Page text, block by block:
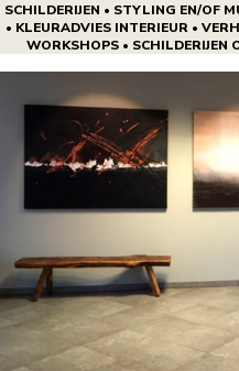
SCHILDERIJEN • STYLING EN/OF
• KLEURADVIES INTERIEUR •
WORKSHOPS • SCHILDERIJEN